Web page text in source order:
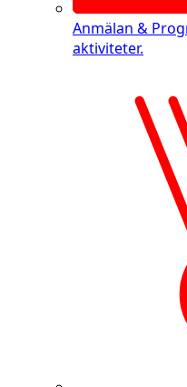
Anmälan &
aktiviteter.